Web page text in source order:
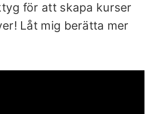
för att skapa kurser
Låt mig berätta mer